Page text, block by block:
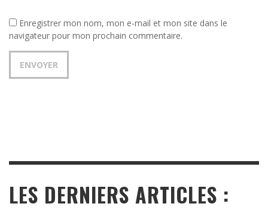
Enregistrer mon nom, mon e-mail et mon site dans le
navigateur pour mon prochain commentaire.
LES DERNIERS ARTICLES :